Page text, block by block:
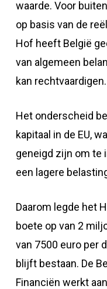
waarde. Voor
op basis van de
Hof heeft België
van algemeen
kan rechtvaardigen.
Het onderscheid
kapitaal in de EU,
geneigd zijn om te
een lagere
Daarom legde het
boete op van 2
van 7500 euro per
blijft bestaan. De
Financiën werkt